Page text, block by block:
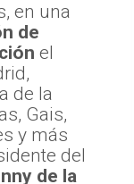
en una
de
el
de la
Gais,
y más
del
de la